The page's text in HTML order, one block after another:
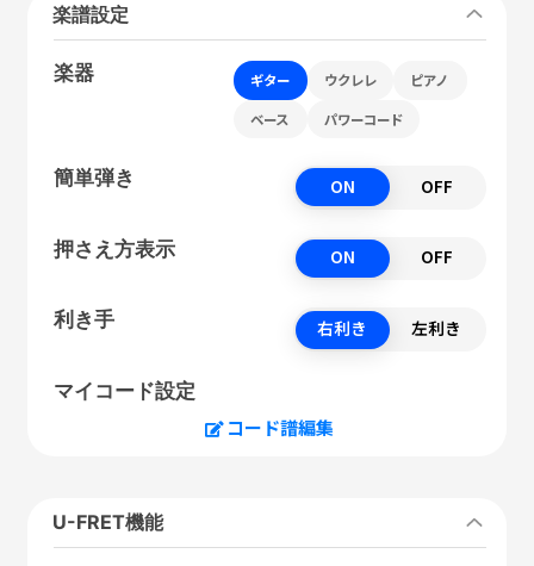
楽譜設定
楽器 ギター ウクレレ ピアノ
ベース パワーコード
簡単弾き ON OFF
押さえ方表示 ON OFF
利き手 右利き 左利き
マイコード設定
コード譜編集
U-FRET機能